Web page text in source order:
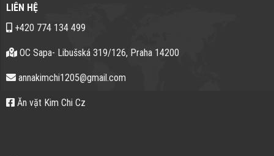
LIÊN HỆ
+420 774 134 499
OC Sapa- Libušská 319/126, Praha 14200
annakimchi1205@gmail.com
Ăn vặt Kim Chi Cz